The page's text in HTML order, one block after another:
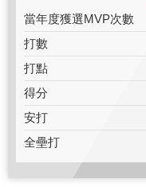
當年度獲選MVP次數
打數
打點
得分
安打
全壘打